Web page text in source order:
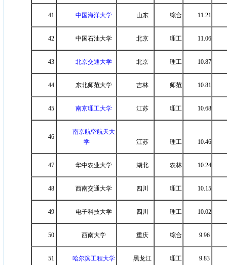
41 中国海洋大学 山东 综合 11.21
42 中国石油大学 北京 理工 11.06
43 北京交通大学 北京 理工 10.87
44 东北师范大学 吉林 师范 10.81
45 南京理工大学 江苏 理工 10.68
46
南京航空航天大
学
江苏 理工 10.46
47 华中农业大学 湖北 农林 10.24
48 西南交通大学 四川 理工 10.15
49 电子科技大学 四川 理工 10.02
50 西南大学 重庆 综合 9.96
51 哈尔滨工程大学 黑龙江 理工 9.83